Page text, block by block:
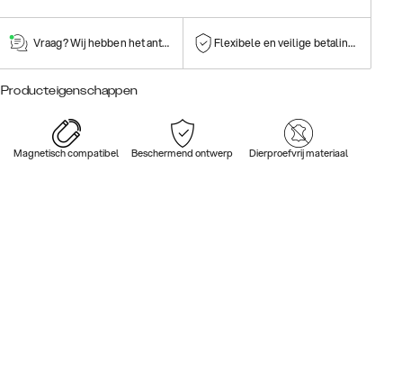
Vraag? Wij hebben het antwoord! Flexibele en veilige betalingen
Producteigenschappen
Magnetisch compatibel Beschermend ontwerp Dierproefvrij materiaal